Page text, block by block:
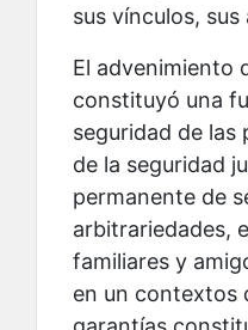
sus vínculos,
El advenimiento
constituyó una
seguridad de las
de la seguridad
permanente de
arbitrariedades,
familiares y
en un contextos